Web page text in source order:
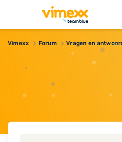
Vimexx Forum Vragen en